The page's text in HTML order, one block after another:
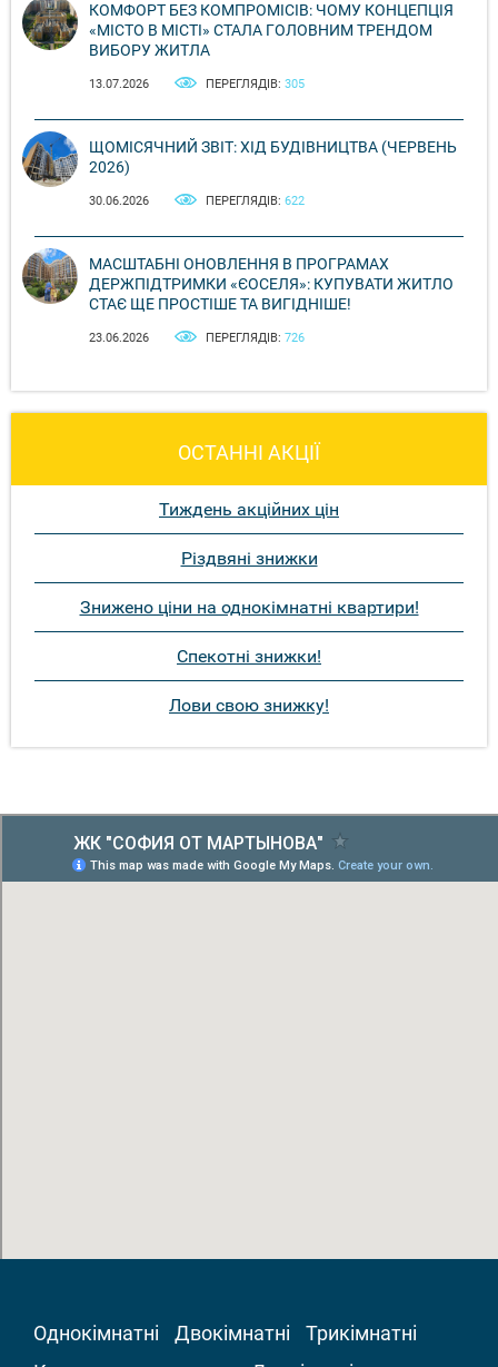
КОМФОРТ БЕЗ КОМПРОМІСІВ: ЧОМУ КОНЦЕПЦІЯ
«МІСТО В МІСТІ» СТАЛА ГОЛОВНИМ ТРЕНДОМ
ВИБОРУ ЖИТЛА
13.07.2026 ПЕРЕГЛЯДІВ: 305
ЩОМІСЯЧНИЙ ЗВІТ: ХІД БУДІВНИЦТВА (ЧЕРВЕНЬ
2026)
30.06.2026 ПЕРЕГЛЯДІВ: 622
МАСШТАБНІ ОНОВЛЕННЯ В ПРОГРАМАХ
ДЕРЖПІДТРИМКИ «ЄОСЕЛЯ»: КУПУВАТИ ЖИТЛО
СТАЄ ЩЕ ПРОСТІШЕ ТА ВИГІДНІШЕ!
23.06.2026 ПЕРЕГЛЯДІВ: 726
ОСТАННІ АКЦІЇ
Тиждень акційних цін
Різдвяні знижки
Знижено ціни на однокімнатні квартири!
Спекотні знижки!
Лови свою знижку!
Однокімнатні Двокімнатні
Трикімнатні